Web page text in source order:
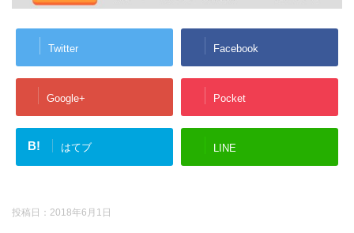
Twitter Facebook
Google+ Pocket
B! はてブ LINE
投稿日： 2018年6月1日